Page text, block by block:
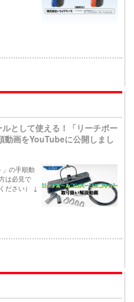
として使える！「リーチポー
動画をYouTubeに公開しまし
」の手順動
は必見で
ださい） ↓